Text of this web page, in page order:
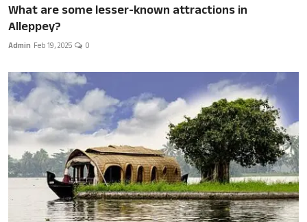
What are some lesser-known attractions in
Alleppey?
Admin Feb 19, 2025 0